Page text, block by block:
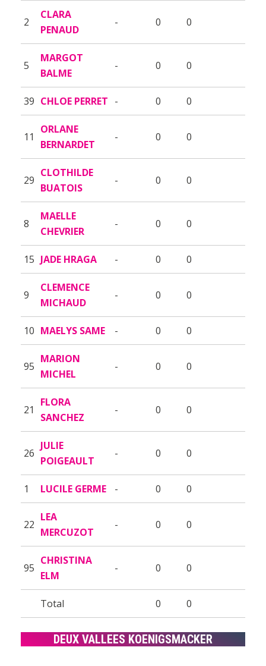
2
CLARA
PENAUD
- 0 0
5
MARGOT
BALME
- 0 0
39 CHLOE PERRET - 0 0
11
ORLANE
BERNARDET
- 0 0
29
CLOTHILDE
BUATOIS
- 0 0
8
MAELLE
CHEVRIER
- 0 0
15 JADE HRAGA - 0 0
9
CLEMENCE
MICHAUD
- 0 0
10 MAELYS SAME - 0 0
95
MARION
MICHEL
- 0 0
21
FLORA
SANCHEZ
- 0 0
26
JULIE
POIGEAULT
- 0 0
1 LUCILE GERME - 0 0
22
LEA
MERCUZOT
- 0 0
95
CHRISTINA
ELM
- 0 0
Total 0 0
DEUX VALLEES KOENIGSMACKER